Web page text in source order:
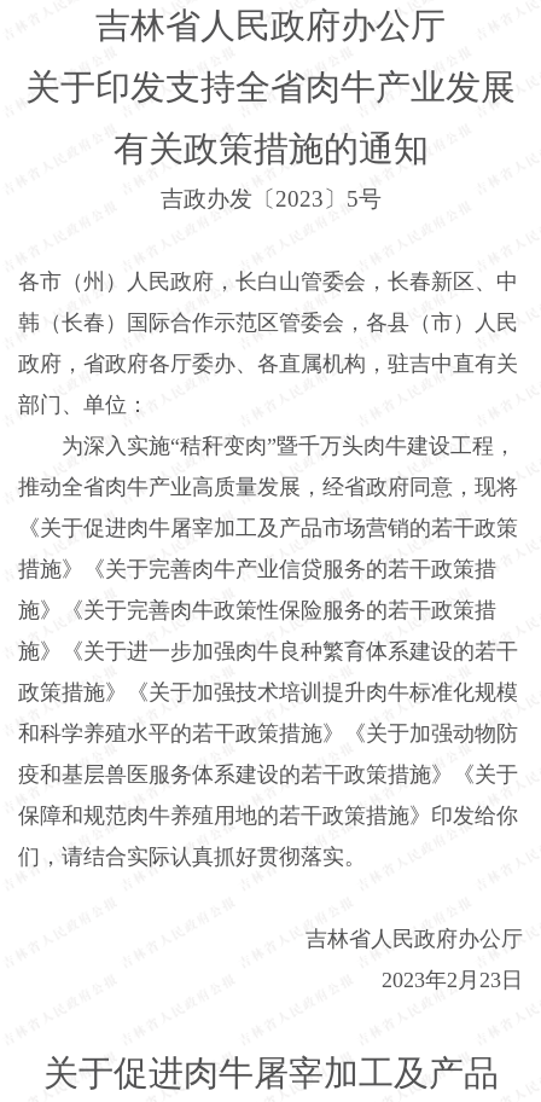
吉林省人民政府办公厅
关于印发支持全省肉牛产业发展
有关政策措施的通知
吉政办发〔2023〕 5号
各市（州）人民政府，长白山管委会，长春新区、中
韩（长春）国际合作示范区管委会，各县（市）人民
政府，省政府各厅委办、各直属机构， 驻吉中直有关
部门、单位：
为深入实施“秸秆变肉”暨千万头肉牛建设工程，
推动全省肉牛产业高质量发展，经省政府同意，现将
《关于促进肉牛屠宰加工及产品市场营销的若干政策
措施》《关于完善肉牛产业信贷服务的若干政策措
施》《关于完善肉牛政策性保险服务的若干政策措
施》《关于进一步加强肉牛良种繁育体系建设的若干
政策措施》《关于加强技术培训提升肉牛标准化规模
和科学养殖水平的若干政策措施》《关于加强动物防
疫和基层兽医服务体系建设的若干政策措施》《关于
保障和规范肉牛养殖用地的若干政策措施》印发给你
们，请结合实际认真抓好贯彻落实。
吉林省人民政府办公厅
2023年2 月 23日
关于促进肉牛屠宰加工及产品